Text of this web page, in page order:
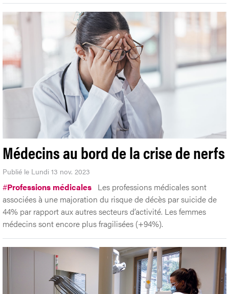
Médecins au bord de la crise de nerfs
Publié le Lundi 13 nov. 2023
#Professions médicales Les professions médicales sont
associées à une majoration du risque de décès par suicide de
44% par rapport aux autres secteurs d’activité. Les femmes
médecins sont encore plus fragilisées (+94%).